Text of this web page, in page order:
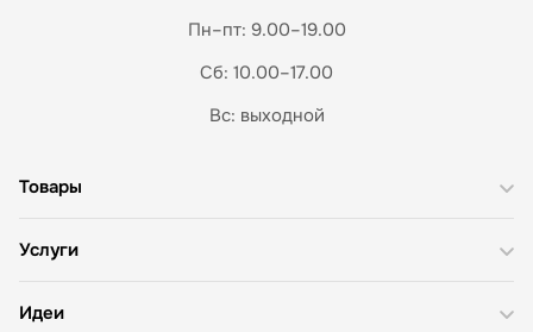
Пн–пт: 9.00–19.00
Сб: 10.00–17.00
Вс: выходной
Товары
Услуги
Идеи